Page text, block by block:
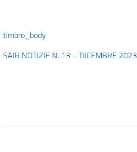
timbro_body
SAIR NOTIZIE N. 13 – DICEMBRE 2023